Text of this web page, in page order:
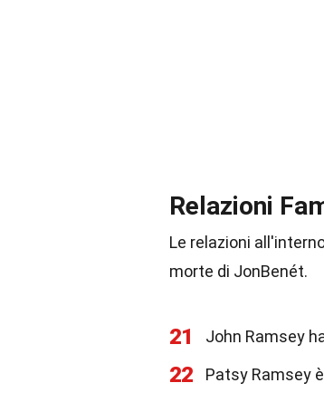
Relazioni
Le relazioni
morte di JonBenét.
21 John Ramsey
22 Patsy Ramsey